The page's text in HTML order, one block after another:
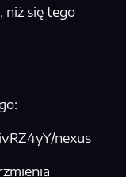
niż się tego
nexus